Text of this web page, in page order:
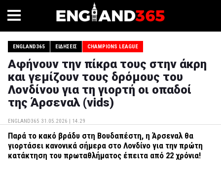
ENGLAND365 ΕΙΔΉΣΕΙΣ CHAMPIONS LEAGUE
Αφήνουν την πίκρα τους στην άκρη
και γεμίζουν τους δρόμους του
Λονδίνου για τη γιορτή οι οπαδοί
της Άρσεναλ (vids)
ENGLAND365 31.05.2026 | 14.29
Παρά το κακό βράδυ στη Βουδαπέστη, η Άρσεναλ θα
γιορτάσει κανονικά σήμερα στο Λονδίνο για την πρώτη
κατάκτηση του πρωταθλήματος έπειτα από 22 χρόνια!